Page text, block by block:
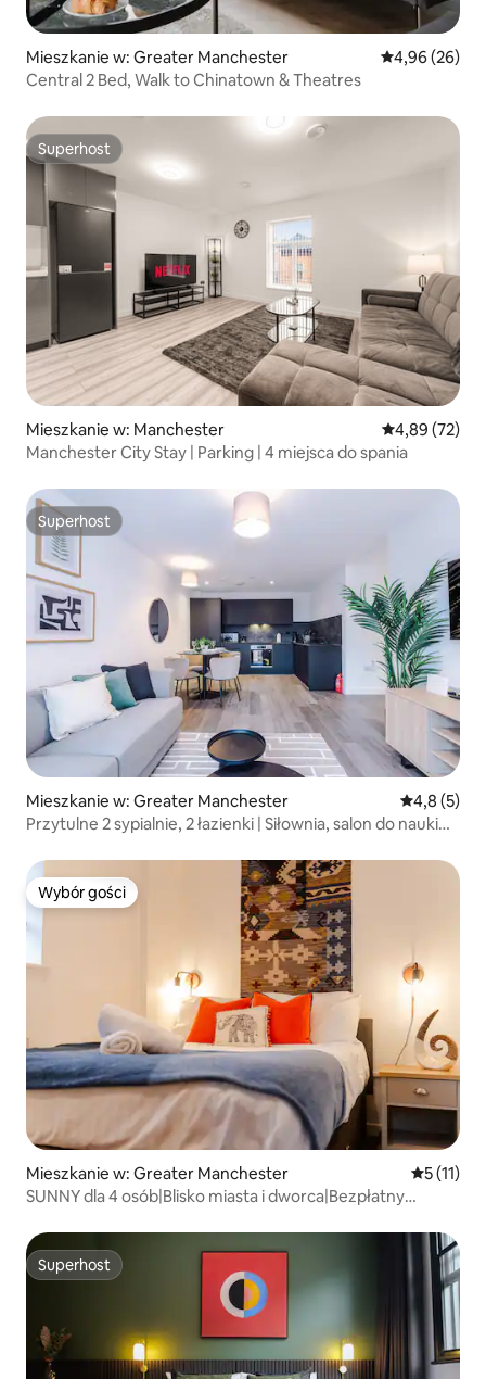
Mieszkanie w: Greater Manchester Średnia
4,96 (26)
Central 2 Bed, Walk to Chinatown & Theatres
Superhost
Superhost
Mieszkanie w: Manchester Średnia
4,89 (72)
Manchester City Stay | Parking | 4 miejsca do spania
Superhost
Superhost
Mieszkanie w: Greater Manchester Średnia
4,8 (5)
Przytulne 2 sypialnie, 2 łazienki | Siłownia, salon do nauki
Wybór gości
Wybór gości
Mieszkanie w: Greater Manchester Średnia
5 (11)
SUNNY dla 4 osób|Blisko miasta i dworca|Bezpłatny
Superhost
Superhost